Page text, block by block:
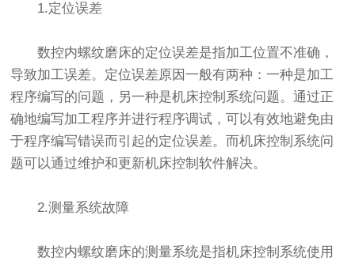
1.定位误差
数控内螺纹磨床的定位误差是指加工位置不准确，
导致加工误差。定位误差原因一般有两种：一种是加工
程序编写的问题，另一种是机床控制系统问题。通过正
确地编写加工程序并进行程序调试，可以有效地避免由
于程序编写错误而引起的定位误差。而机床控制系统问
题可以通过维护和更新机床控制软件解决。
2.测量系统故障
数控内螺纹磨床的测量系统是指机床控制系统使用